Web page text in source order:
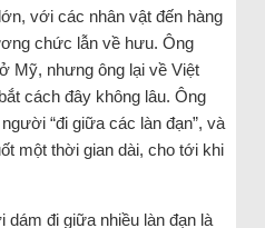
với các nhân vật đến hàng
chức lẫn về hưu. Ông
Mỹ, nhưng ông lại về Việt
cách đây không lâu. Ông
“đi giữa các làn đạn”, và
một thời gian dài, cho tới khi
dám đi giữa nhiều làn đạn là